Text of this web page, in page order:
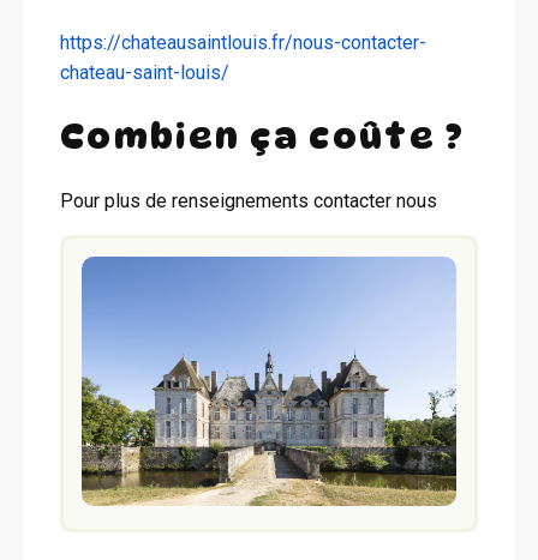
https://chateausaintlouis.fr/nous-contacter-
chateau-saint-louis/
Combien ça coûte ?
Pour plus de renseignements contacter nous